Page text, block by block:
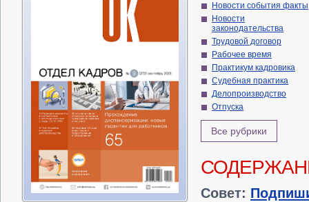
Новости события факты
Новости
законодательства
Трудовой договор
Рабочее время
Практикум кадровика
Судебная практика
Делопроизводство
Отпуска
Все рубрики
Совет: